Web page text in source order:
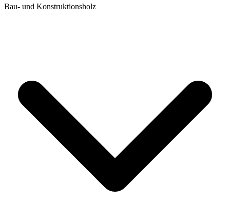
Bau- und Konstruktionsholz